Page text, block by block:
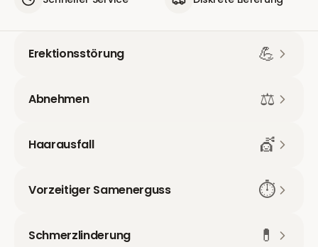
Erektionsstörung 💪
Abnehmen ⚖️
Haarausfall 💇
Vorzeitiger Samenerguss ⏱️
Schmerzlinderung 💊